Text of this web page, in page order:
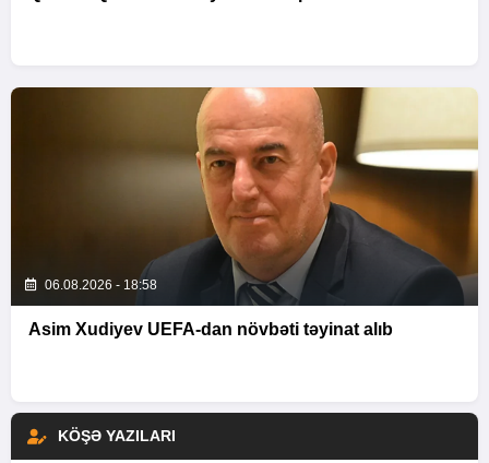
06.08.2026 - 18:58
Asim Xudiyev UEFA-dan növbəti təyinat alıb
KÖŞƏ YAZILARI